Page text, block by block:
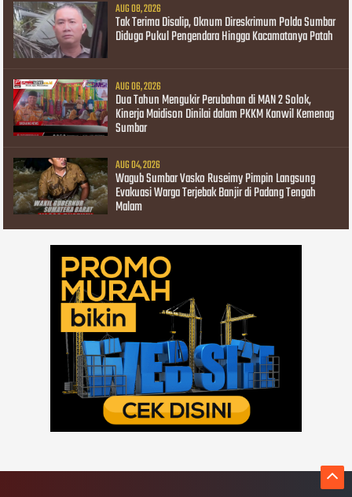
AUG 08, 2026
Tak Terima Disalip, Oknum Direskrimum Polda Sumbar
Diduga Pukul Pengendara Hingga Kacamatanya Patah
AUG 06, 2026
Dua Tahun Mengukir Perubahan di MAN 2 Solok,
Kinerja Maidison Dinilai dalam PKKM Kanwil Kemenag
Sumbar
AUG 04, 2026
Wagub Sumbar Vasko Ruseimy Pimpin Langsung
Evakuasi Warga Terjebak Banjir di Padang Tengah
Malam